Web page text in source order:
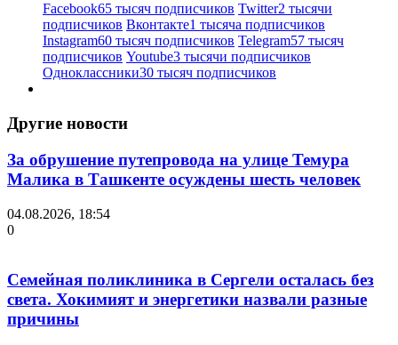
Facebook65 тысяч подписчиков Twitter2 тысячи
подписчиков Вконтакте1 тысяча подписчиков
Instagram60 тысяч подписчиков Telegram57 тысяч
подписчиков Youtube3 тысячи подписчиков
Одноклассники30 тысяч подписчиков
Другие новости
За обрушение путепровода на улице Темура
Малика в Ташкенте осуждены шесть человек
04.08.2026, 18:54
0
Семейная поликлиника в Сергели осталась без
света. Хокимият и энергетики назвали разные
причины